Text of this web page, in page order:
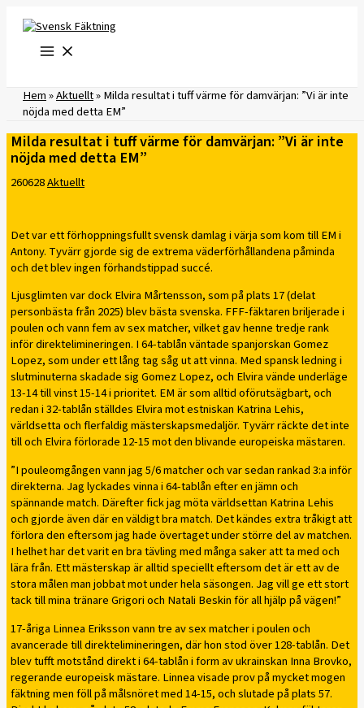
innehåll
Hem»Aktuellt»Milda resultat i tuff värme för damvärjan: ”Vi är inte
nöjda med detta EM”
Milda resultat i tuff värme för damvärjan: ”Vi är inte
nöjda med detta EM”
260628Aktuellt
Det var ett förhoppningsfullt svensk damlag i värja som kom till EM i
Antony. Tyvärr gjorde sig de extrema väderförhållandena påminda
och det blev ingen förhandstippad succé.
Ljusglimten var dock Elvira Mårtensson, som på plats 17 (delat
personbästa från 2025) blev bästa svenska. FFF-fäktaren briljerade i
poulen och vann fem av sex matcher, vilket gav henne tredje rank
inför direktelimineringen. I 64-tablån väntade spanjorskan Gomez
Lopez, som under ett lång tag såg ut att vinna. Med spansk ledning i
slutminuterna skadade sig Gomez Lopez, och Elvira vände underläge
13-14 till vinst 15-14 i prioritet. EM är som alltid oförutsägbart, och
redan i 32-tablån ställdes Elvira mot estniskan Katrina Lehis,
världsetta och flerfaldig mästerskapsmedaljör. Tyvärr räckte det inte
till och Elvira förlorade 12-15 mot den blivande europeiska mästaren.
”I pouleomgången vann jag 5/6 matcher och var sedan rankad 3:a inför
direkterna. Jag lyckades vinna i 64-tablån efter en jämn och
spännande match. Därefter fick jag möta världsettan Katrina Lehis
och gjorde även där en väldigt bra match. Det kändes extra tråkigt att
förlora den eftersom jag hade övertaget under större del av matchen.
I helhet har det varit en bra tävling med många saker att ta med och
lära från. Ett mästerskap är alltid speciellt eftersom det är ett av de
stora målen man jobbat mot under hela säsongen. Jag vill ge ett stort
tack till mina tränare Grigori och Natali Beskin för all hjälp på vägen!”
17-åriga Linnea Eriksson vann tre av sex matcher i poulen och
avancerade till direktelimineringen, där hon stod över 128-tablån. Det
blev tufft motstånd direkt i 64-tablån i form av ukrainskan Inna Brovko,
regerande europeisk mästare. Linnea visade prov på mycket mogen
fäktning men föll på målsnöret med 14-15, och slutade på plats 57.